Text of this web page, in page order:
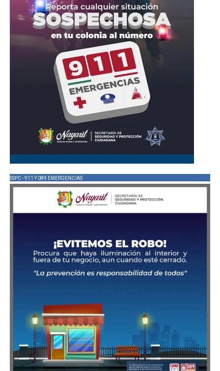
SSPC - 911 Y 089 EMERGENCIAS